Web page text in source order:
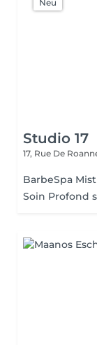
Neu
Studio 17
17, Rue De
BarbeSpa Mist
Soin Profond